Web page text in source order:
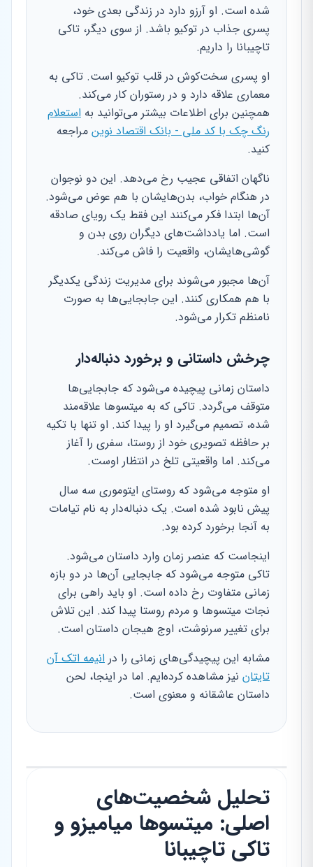
شده است. او آرزو دارد در زندگی بعدی خود،
پسری جذاب در توکیو باشد. از سوی دیگر، تاکی
تاچیبانا را داریم.
او پسری سخت‌کوش در قلب توکیو است. تاکی به
معماری علاقه دارد و در رستوران کار می‌کند.
همچنین برای اطلاعات بیشتر می‌توانید به استعلام
رنگ چک با کد ملی - بانک اقتصاد نوین مراجعه
کنید.
ناگهان اتفاقی عجیب رخ می‌دهد. این دو نوجوان
در هنگام خواب، بدن‌هایشان با هم عوض می‌شود.
آن‌ها ابتدا فکر می‌کنند این فقط یک رویای صادقه
است. اما یادداشت‌های دیگران روی بدن و
گوشی‌هایشان، واقعیت را فاش می‌کند.
آن‌ها مجبور می‌شوند برای مدیریت زندگی یکدیگر
با هم همکاری کنند. این جابجایی‌ها به صورت
نامنظم تکرار می‌شود.
چرخش داستانی و برخورد دنباله‌دار
داستان زمانی پیچیده می‌شود که جابجایی‌ها
متوقف می‌گردد. تاکی که به میتسوها علاقه‌مند
شده، تصمیم می‌گیرد او را پیدا کند. او تنها با تکیه
بر حافظه تصویری خود از روستا، سفری را آغاز
می‌کند. اما واقعیتی تلخ در انتظار اوست.
او متوجه می‌شود که روستای ایتوموری سه سال
پیش نابود شده است. یک دنباله‌دار به نام تیامات
به آنجا برخورد کرده بود.
اینجاست که عنصر زمان وارد داستان می‌شود.
تاکی متوجه می‌شود که جابجایی آن‌ها در دو بازه
زمانی متفاوت رخ داده است. او باید راهی برای
نجات میتسوها و مردم روستا پیدا کند. این تلاش
برای تغییر سرنوشت، اوج هیجان داستان است.
مشابه این پیچیدگی‌های زمانی را در انیمه اتک آن
تایتان نیز مشاهده کرده‌ایم. اما در اینجا، لحن
داستان عاشقانه و معنوی است.
تحلیل شخصیت‌های
اصلی: میتسوها میامیزو و
تاکی تاچیبانا